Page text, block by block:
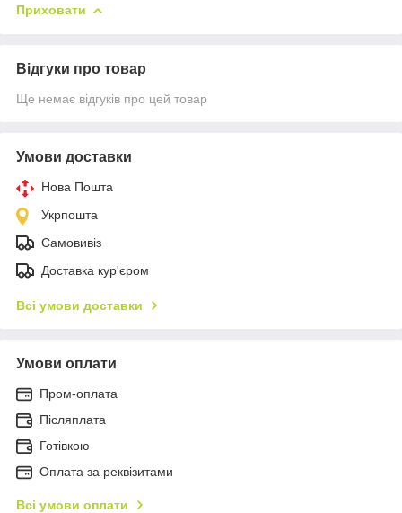
Приховати
Відгуки про товар
Ще немає відгуків про цей товар
Умови доставки
Нова Пошта
Укрпошта
Самовивіз
Доставка кур'єром
Всі умови доставки
Умови оплати
Пром-оплата
Післяплата
Готівкою
Оплата за реквізитами
Всі умови оплати